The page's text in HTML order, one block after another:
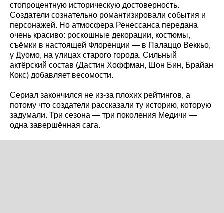
стопроцентную историческую достоверность.
Создатели сознательно романтизировали события и
персонажей. Но атмосфера Ренессанса передана
очень красиво: роскошные декорации, костюмы,
съёмки в настоящей Флоренции — в Палаццо Веккьо,
у Дуомо, на улицах старого города. Сильный
актёрский состав (Дастин Хоффман, Шон Бин, Брайан
Кокс) добавляет весомости.
Сериал закончился не из-за плохих рейтингов, а
потому что создатели рассказали ту историю, которую
задумали. Три сезона — три поколения Медичи —
одна завершённая сага.